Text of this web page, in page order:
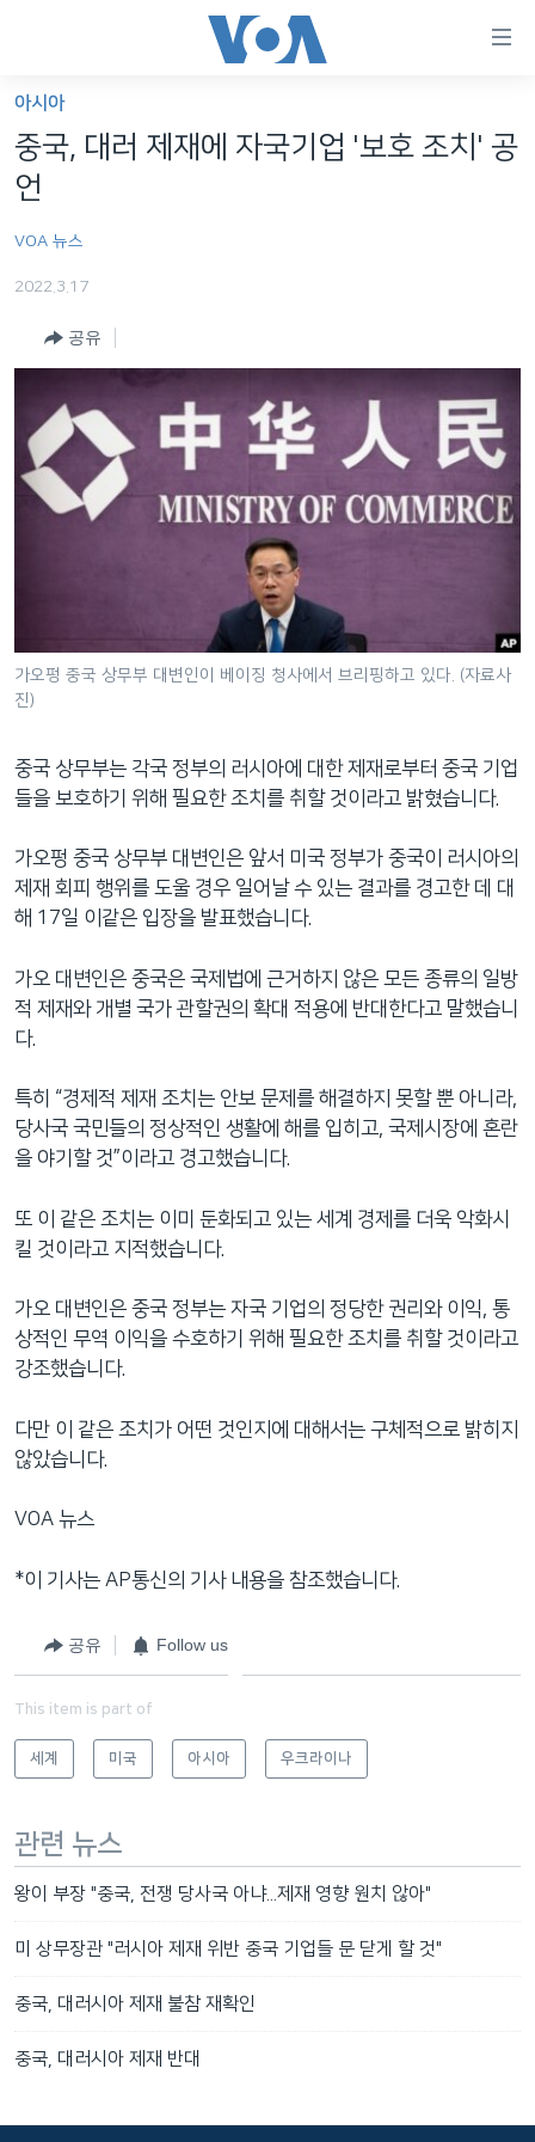
가
능
링
인
션
으
이
동
색
으
로
등
세계
라디오
프로그램
주파수 안내
언어 선택
아시아
중국, 대러 제재에 자국기업 '보호 조치' 공
언
VOA 뉴스
2022.3.17
공유
가오펑 중국 상무부 대변인이 베이징 청사에서 브리핑하고 있다. (자료사
진)
중국 상무부는 각국 정부의 러시아에 대한 제재로부터 중국 기업
들을 보호하기 위해 필요한 조치를 취할 것이라고 밝혔습니다.
가오펑 중국 상무부 대변인은 앞서 미국 정부가 중국이 러시아의
제재 회피 행위를 도울 경우 일어날 수 있는 결과를 경고한 데 대
해 17일 이같은 입장을 발표했습니다.
가오 대변인은 중국은 국제법에 근거하지 않은 모든 종류의 일방
적 제재와 개별 국가 관할권의 확대 적용에 반대한다고 말했습니
다.
특히 “경제적 제재 조치는 안보 문제를 해결하지 못할 뿐 아니라,
당사국 국민들의 정상적인 생활에 해를 입히고, 국제시장에 혼란
을 야기할 것”이라고 경고했습니다.
또 이 같은 조치는 이미 둔화되고 있는 세계 경제를 더욱 악화시
킬 것이라고 지적했습니다.
가오 대변인은 중국 정부는 자국 기업의 정당한 권리와 이익, 통
상적인 무역 이익을 수호하기 위해 필요한 조치를 취할 것이라고
강조했습니다.
다만 이 같은 조치가 어떤 것인지에 대해서는 구체적으로 밝히지
않았습니다.
VOA 뉴스
*이 기사는 AP통신의 기사 내용을 참조했습니다.
공유 Follow us
This item is part of
세계 미국 아시아 우크라이나
관련 뉴스
왕이 부장 "중국, 전쟁 당사국 아냐...제재 영향 원치 않아"
미 상무장관 "러시아 제재 위반 중국 기업들 문 닫게 할 것"
중국, 대러시아 제재 불참 재확인
중국, 대러시아 제재 반대